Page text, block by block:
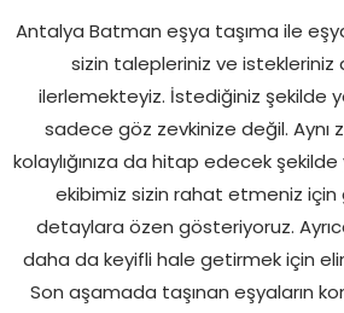
Antalya Batman eşya taşıma ile
sizin talepleriniz ve
ilerlemekteyiz. İstediğiniz şekilde
sadece göz zevkinize değil. Aynı
kolaylığınıza da hitap edecek
ekibimiz sizin rahat etmeniz
detaylara özen gösteriyoruz.
daha da keyifli hale getirmek için
Son aşamada taşınan eşyaların